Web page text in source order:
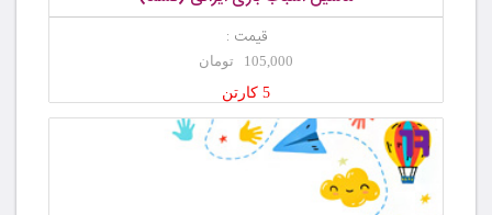
قیمت :
105,000 تومان
5 کارتن